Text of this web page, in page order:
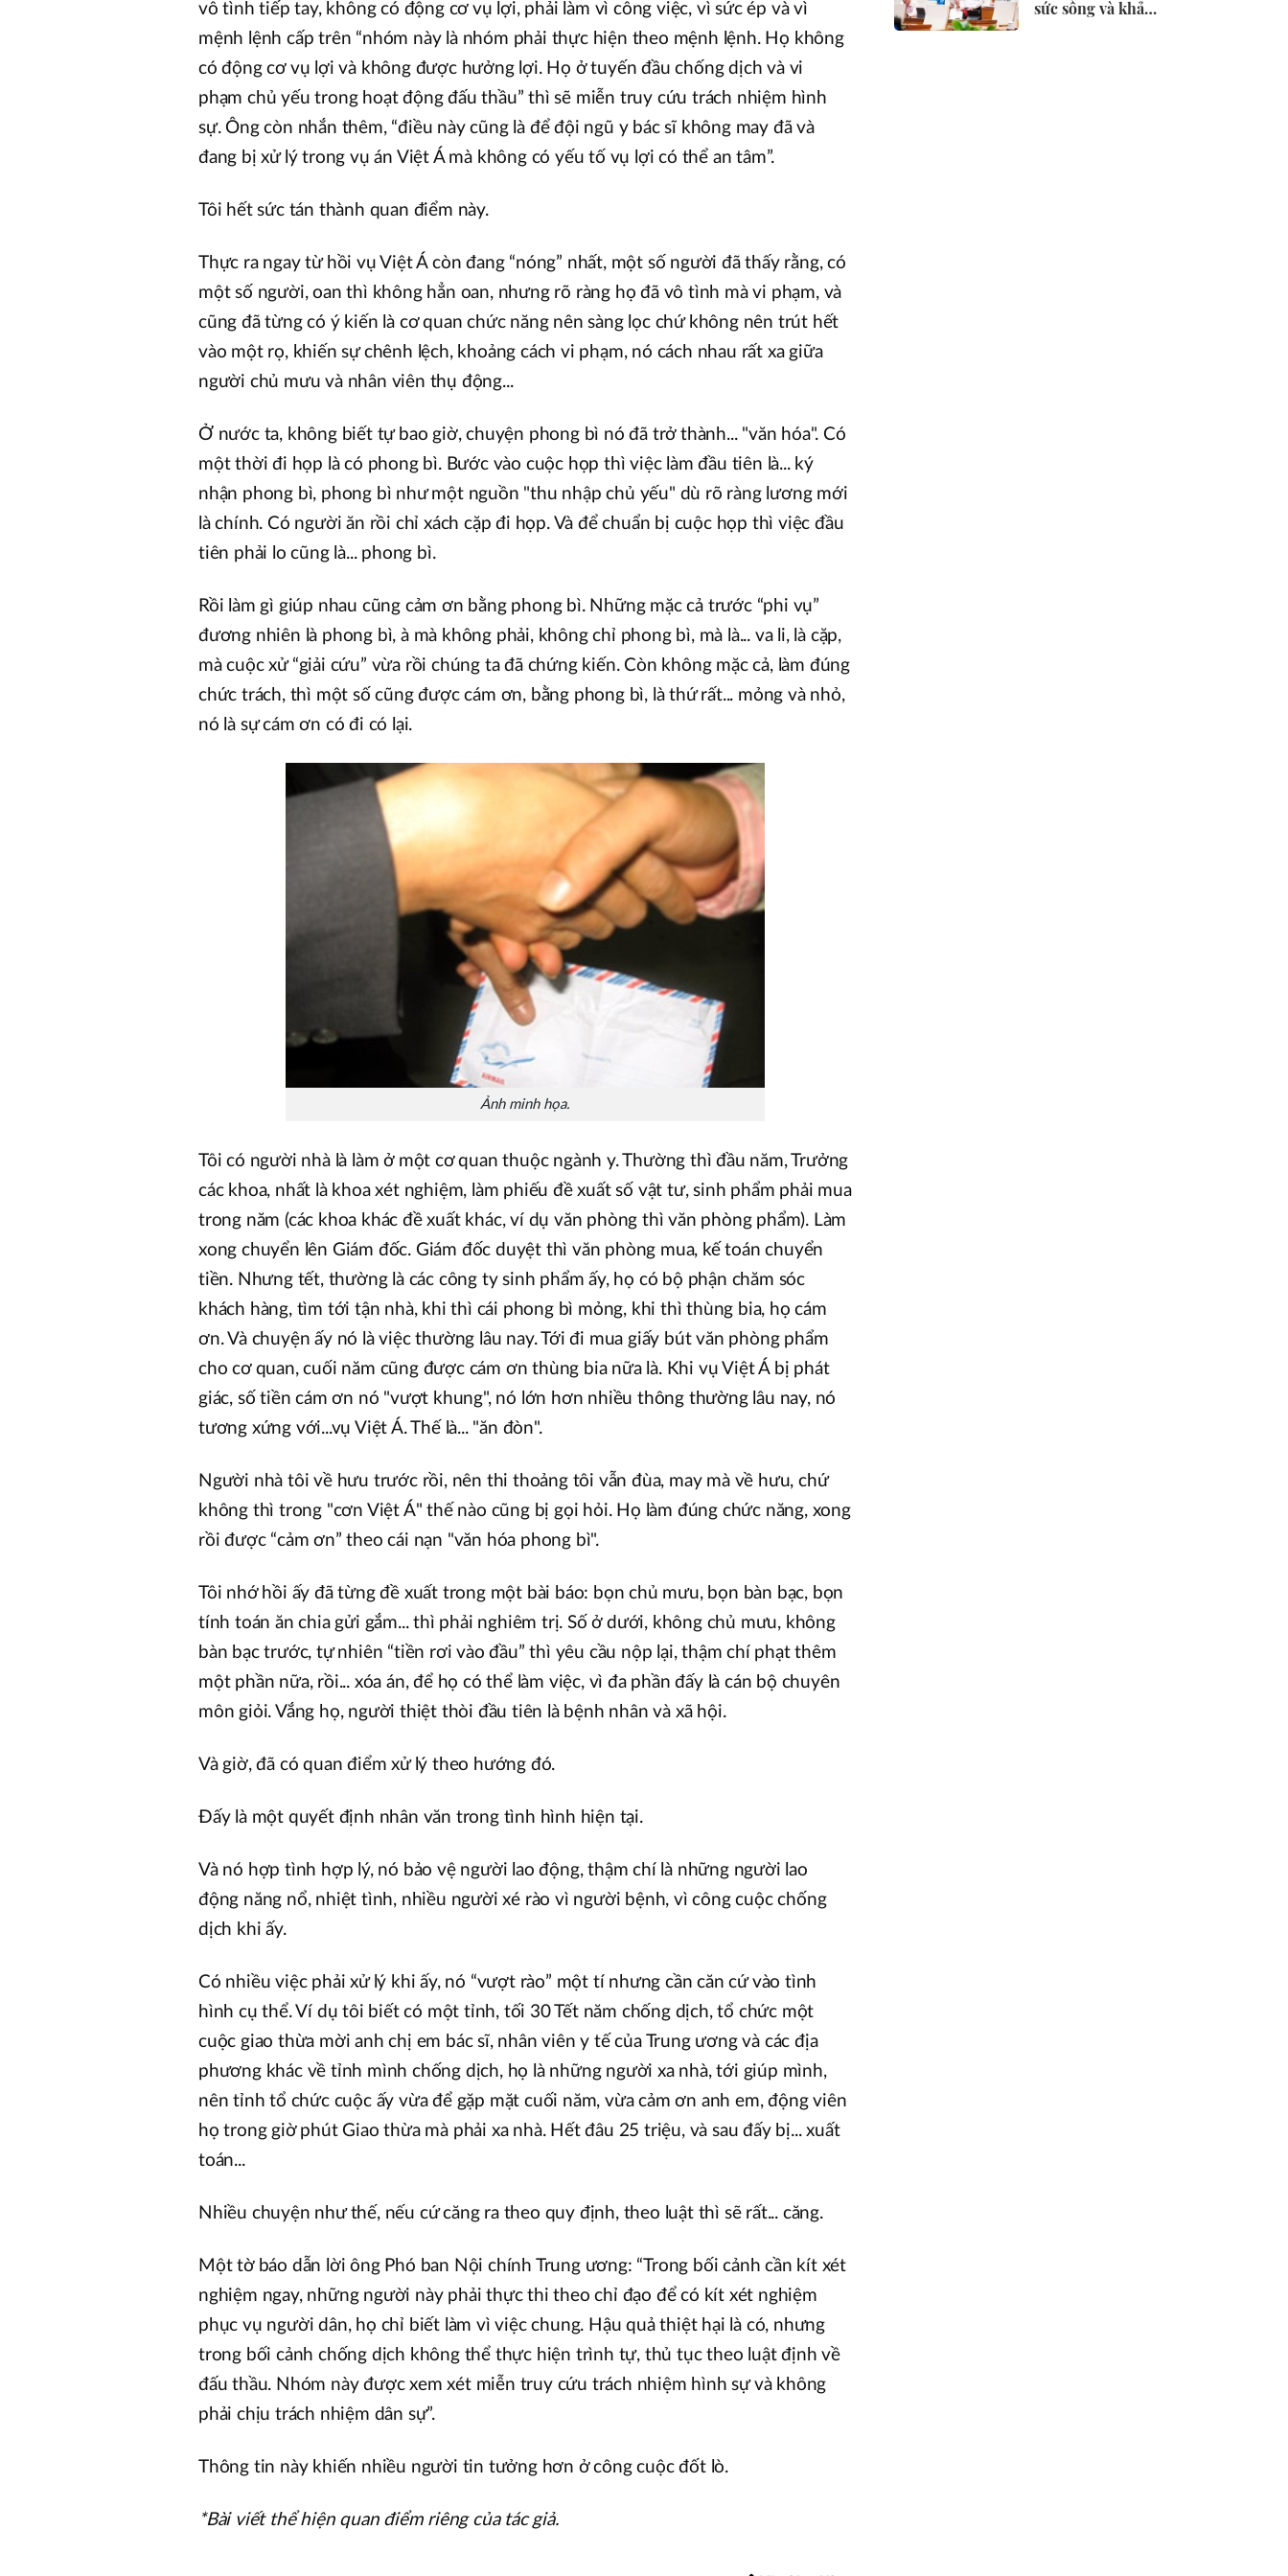
vô tình tiếp tay, không có động cơ vụ lợi, phải làm vì công việc, vì sức ép và vì
mệnh lệnh cấp trên “nhóm này là nhóm phải thực hiện theo mệnh lệnh. Họ không
có động cơ vụ lợi và không được hưởng lợi. Họ ở tuyến đầu chống dịch và vi
phạm chủ yếu trong hoạt động đấu thầu” thì sẽ miễn truy cứu trách nhiệm hình
sự. Ông còn nhắn thêm, “điều này cũng là để đội ngũ y bác sĩ không may đã và
đang bị xử lý trong vụ án Việt Á mà không có yếu tố vụ lợi có thể an tâm”.
Tôi hết sức tán thành quan điểm này.
Thực ra ngay từ hồi vụ Việt Á còn đang “nóng” nhất, một số người đã thấy rằng, có
một số người, oan thì không hẳn oan, nhưng rõ ràng họ đã vô tình mà vi phạm, và
cũng đã từng có ý kiến là cơ quan chức năng nên sàng lọc chứ không nên trút hết
vào một rọ, khiến sự chênh lệch, khoảng cách vi phạm, nó cách nhau rất xa giữa
người chủ mưu và nhân viên thụ động...
Ở nước ta, không biết tự bao giờ, chuyện phong bì nó đã trở thành... "văn hóa". Có
một thời đi họp là có phong bì. Bước vào cuộc họp thì việc làm đầu tiên là... ký
nhận phong bì, phong bì như một nguồn "thu nhập chủ yếu" dù rõ ràng lương mới
là chính. Có người ăn rồi chỉ xách cặp đi họp. Và để chuẩn bị cuộc họp thì việc đầu
tiên phải lo cũng là... phong bì.
Rồi làm gì giúp nhau cũng cảm ơn bằng phong bì. Những mặc cả trước “phi vụ”
đương nhiên là phong bì, à mà không phải, không chỉ phong bì, mà là... va li, là cặp,
mà cuộc xử “giải cứu” vừa rồi chúng ta đã chứng kiến. Còn không mặc cả, làm đúng
chức trách, thì một số cũng được cám ơn, bằng phong bì, là thứ rất... mỏng và nhỏ,
nó là sự cám ơn có đi có lại.
Ảnh minh họa.
Tôi có người nhà là làm ở một cơ quan thuộc ngành y. Thường thì đầu năm, Trưởng
các khoa, nhất là khoa xét nghiệm, làm phiếu đề xuất số vật tư, sinh phẩm phải mua
trong năm (các khoa khác đề xuất khác, ví dụ văn phòng thì văn phòng phẩm). Làm
xong chuyển lên Giám đốc. Giám đốc duyệt thì văn phòng mua, kế toán chuyển
tiền. Nhưng tết, thường là các công ty sinh phẩm ấy, họ có bộ phận chăm sóc
khách hàng, tìm tới tận nhà, khi thì cái phong bì mỏng, khi thì thùng bia, họ cám
ơn. Và chuyện ấy nó là việc thường lâu nay. Tới đi mua giấy bút văn phòng phẩm
cho cơ quan, cuối năm cũng được cám ơn thùng bia nữa là. Khi vụ Việt Á bị phát
giác, số tiền cám ơn nó "vượt khung", nó lớn hơn nhiều thông thường lâu nay, nó
tương xứng với...vụ Việt Á. Thế là... "ăn đòn".
Người nhà tôi về hưu trước rồi, nên thi thoảng tôi vẫn đùa, may mà về hưu, chứ
không thì trong "cơn Việt Á" thế nào cũng bị gọi hỏi. Họ làm đúng chức năng, xong
rồi được “cảm ơn” theo cái nạn "văn hóa phong bì".
Tôi nhớ hồi ấy đã từng đề xuất trong một bài báo: bọn chủ mưu, bọn bàn bạc, bọn
tính toán ăn chia gửi gắm... thì phải nghiêm trị. Số ở dưới, không chủ mưu, không
bàn bạc trước, tự nhiên “tiền rơi vào đầu” thì yêu cầu nộp lại, thậm chí phạt thêm
một phần nữa, rồi... xóa án, để họ có thể làm việc, vì đa phần đấy là cán bộ chuyên
môn giỏi. Vắng họ, người thiệt thòi đầu tiên là bệnh nhân và xã hội.
Và giờ, đã có quan điểm xử lý theo hướng đó.
Đấy là một quyết định nhân văn trong tình hình hiện tại.
Và nó hợp tình hợp lý, nó bảo vệ người lao động, thậm chí là những người lao
động năng nổ, nhiệt tình, nhiều người xé rào vì người bệnh, vì công cuộc chống
dịch khi ấy.
Có nhiều việc phải xử lý khi ấy, nó “vượt rào” một tí nhưng cần căn cứ vào tình
hình cụ thể. Ví dụ tôi biết có một tỉnh, tối 30 Tết năm chống dịch, tổ chức một
cuộc giao thừa mời anh chị em bác sĩ, nhân viên y tế của Trung ương và các địa
phương khác về tỉnh mình chống dịch, họ là những người xa nhà, tới giúp mình,
nên tỉnh tổ chức cuộc ấy vừa để gặp mặt cuối năm, vừa cảm ơn anh em, động viên
họ trong giờ phút Giao thừa mà phải xa nhà. Hết đâu 25 triệu, và sau đấy bị... xuất
toán...
Nhiều chuyện như thế, nếu cứ căng ra theo quy định, theo luật thì sẽ rất... căng.
Một tờ báo dẫn lời ông Phó ban Nội chính Trung ương: “Trong bối cảnh cần kít xét
nghiệm ngay, những người này phải thực thi theo chỉ đạo để có kít xét nghiệm
phục vụ người dân, họ chỉ biết làm vì việc chung. Hậu quả thiệt hại là có, nhưng
trong bối cảnh chống dịch không thể thực hiện trình tự, thủ tục theo luật định về
đấu thầu. Nhóm này được xem xét miễn truy cứu trách nhiệm hình sự và không
phải chịu trách nhiệm dân sự”.
Thông tin này khiến nhiều người tin tưởng hơn ở công cuộc đốt lò.
*Bài viết thể hiện quan điểm riêng của tác giả.
sức sống và khả